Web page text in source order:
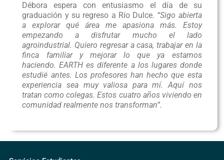
Débora espera con entusiasmo el día de su
graduación y su regreso a Río Dulce. “Sigo abierta
a explorar qué área me apasiona más. Estoy
empezando a disfrutar mucho el lado
agroindustrial. Quiero regresar a casa, trabajar en la
finca familiar y mejorar lo que ya estamos
haciendo. EARTH es diferente a los lugares donde
estudié antes. Los profesores han hecho que esta
experiencia sea muy valiosa para mí. Aquí nos
tratan como colegas. Estos cuatro años viviendo en
comunidad realmente nos transforman”.